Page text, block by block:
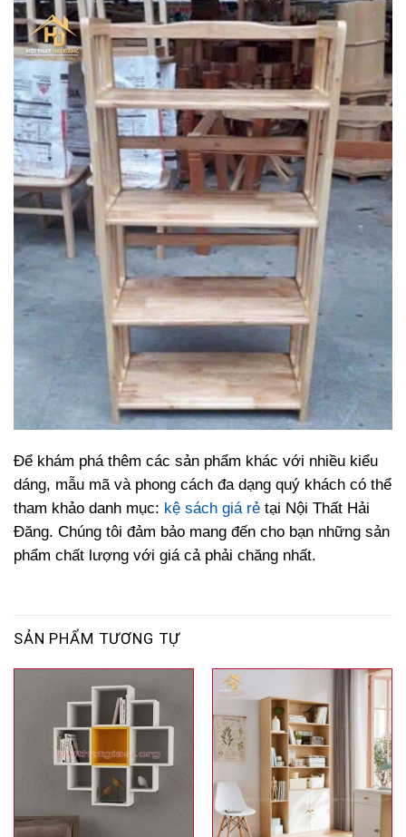
Để khám phá thêm các sản phẩm khác với nhiều kiểu
dáng, mẫu mã và phong cách đa dạng quý khách có thể
tham khảo danh mục: kệ sách giá rẻ tại Nội Thất Hải
Đăng. Chúng tôi đảm bảo mang đến cho bạn những sản
phẩm chất lượng với giá cả phải chăng nhất.
SẢN PHẨM TƯƠNG TỰ